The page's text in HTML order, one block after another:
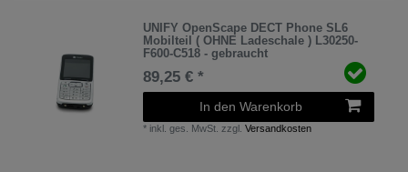
UNIFY OpenScape DECT Phone SL6
Mobilteil ( OHNE Ladeschale ) L30250-
F600-C518 - gebraucht
89,25 € *
In den Warenkorb
* inkl. ges. MwSt. zzgl.Versandkosten